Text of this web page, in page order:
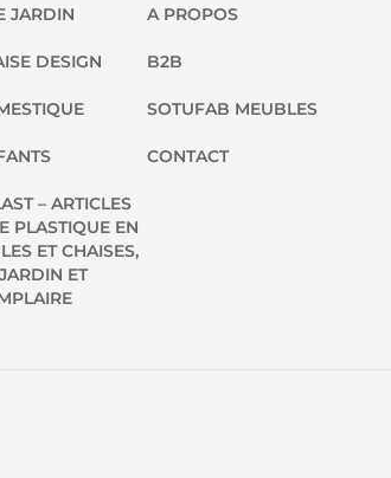
JARDIN
DESIGN
– ARTICLES
PLASTIQUE EN
ET CHAISES,
ET
A PROPOS
B2B
SOTUFAB MEUBLES
CONTACT